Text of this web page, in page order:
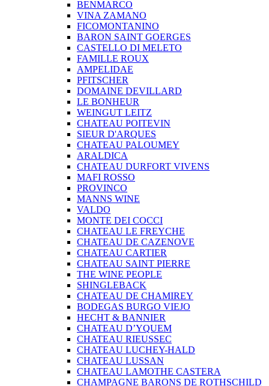
BENMARCO
VINA ZAMANO
FICOMONTANINO
BARON SAINT GOERGES
CASTELLO DI MELETO
FAMILLE ROUX
AMPELIDAE
PFITSCHER
DOMAINE DEVILLARD
LE BONHEUR
WEINGUT LEITZ
CHATEAU POITEVIN
SIEUR D'ARQUES
CHATEAU PALOUMEY
ARALDICA
CHATEAU DURFORT VIVENS
MAFI ROSSO
PROVINCO
MANNS WINE
VALDO
MONTE DEI COCCI
CHATEAU LE FREYCHE
CHATEAU DE CAZENOVE
CHATEAU CARTIER
CHATEAU SAINT PIERRE
THE WINE PEOPLE
SHINGLEBACK
CHATEAU DE CHAMIREY
BODEGAS BURGO VIEJO
HECHT & BANNIER
CHATEAU D’YQUEM
CHATEAU RIEUSSEC
CHATEAU LUCHEY-HALD
CHATEAU LUSSAN
CHATEAU LAMOTHE CASTERA
CHAMPAGNE BARONS DE ROTHSCHILD